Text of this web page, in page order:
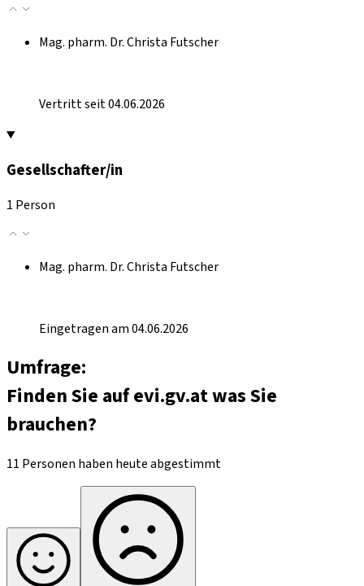
Mag. pharm. Dr. Christa Futscher
Vertritt seit 04.06.2026
Gesellschafter/in
1 Person
Mag. pharm. Dr. Christa Futscher
Eingetragen am 04.06.2026
Umfrage:
Finden Sie auf evi.gv.at was Sie
brauchen?
11 Personen haben heute abgestimmt